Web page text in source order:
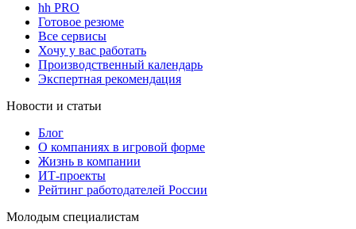
hh PRO
Готовое резюме
Все сервисы
Хочу у вас работать
Производственный календарь
Экспертная рекомендация
Новости и статьи
Блог
О компаниях в игровой форме
Жизнь в компании
ИТ-проекты
Рейтинг работодателей России
Молодым специалистам